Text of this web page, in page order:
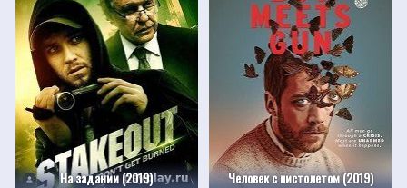
На задании (2019) Человек с пистолетом (2019)